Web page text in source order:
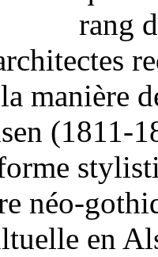
rang
manière
(1811-
néo-
en